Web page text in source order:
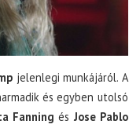
jelenlegi munkájáról. A
és egyben utolsó
Fanning és Jose Pablo